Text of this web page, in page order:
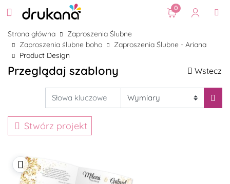
0
Strona główna
Zaproszenia Ślubne
Zaproszenia ślubne boho
Zaproszenia Ślubne - Ariana
Product Design
Przeglądaj szablony Wstecz
Stwórz projekt